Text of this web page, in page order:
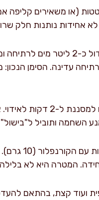
(או משאירים קליפה
דקות מרגע שחוזר רתיחה
מסננים מיד
השחמה ותוביל
בקערה
14 גרם מלח (כ-1 כפית ועוד